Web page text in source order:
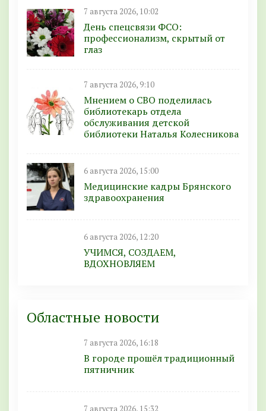
7 августа 2026, 10:02
День спецсвязи ФСО:
профессионализм, скрытый от
глаз
7 августа 2026, 9:10
Мнением о СВО поделилась
библиотекарь отдела
обслуживания детской
библиотеки Наталья Колесникова
6 августа 2026, 15:00
Медицинские кадры Брянского
здравоохранения
6 августа 2026, 12:20
УЧИМСЯ, СОЗДАЕМ,
ВДОХНОВЛЯЕМ
Областные новости
7 августа 2026, 16:18
В городе прошёл традиционный
пятничник
7 августа 2026, 15:32